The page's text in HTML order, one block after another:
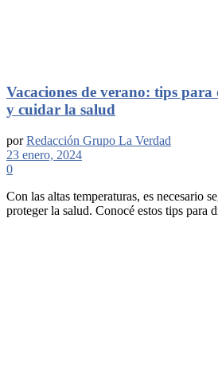
Vacaciones de verano: tips
y cuidar la salud
por Redacción Grupo La Verdad
23 enero, 2024
0
Con las altas temperaturas, es necesario
proteger la salud. Conocé estos tips para